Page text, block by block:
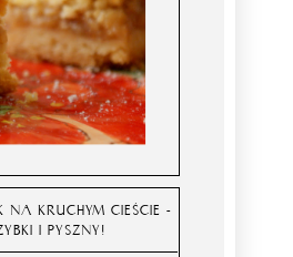
NA KRUCHYM CIEŚCIE -
I PYSZNY!